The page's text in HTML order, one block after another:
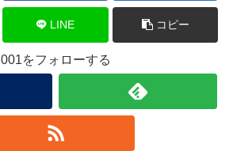
LINE コピー
001をフォローする